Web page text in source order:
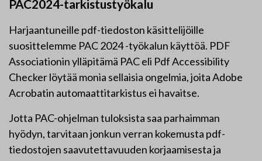
PAC2024-tarkistustyökalu
Harjaantuneille pdf-tiedoston käsittelijöille
suosittelemme PAC 2024 -työkalun käyttöä. PDF
Associationin ylläpitämä PAC eli Pdf Accessibility
Checker löytää monia sellaisia ongelmia, joita Adobe
Acrobatin automaattitarkistus ei havaitse.
Jotta PAC-ohjelman tuloksista saa parhaimman
hyödyn, tarvitaan jonkun verran kokemusta pdf-
tiedostojen saavutettavuuden korjaamisesta ja